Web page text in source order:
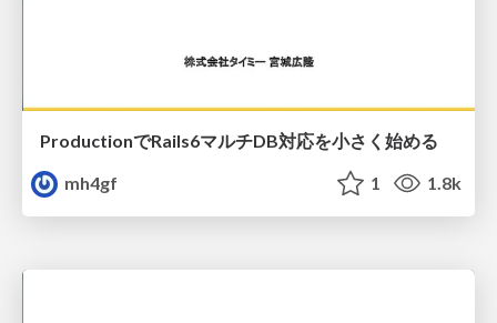
ProductionでRails6マルチDB対応を小さく始める
mh4gf
1 1.8k